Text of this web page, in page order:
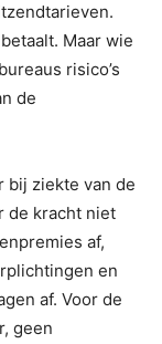
Maar wie
risico’s
de
bij ziekte van de
de kracht niet
af,
en
af. Voor de
geen